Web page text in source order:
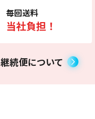
毎回送料
当社負担！
続便について